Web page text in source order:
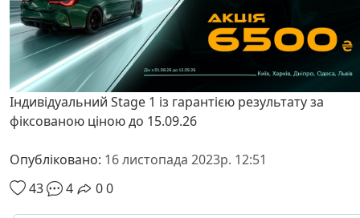
Індивідуальний Stage 1 із гарантією результату за
фіксованою ціною до 15.09.26
Опубліковано: 16 листопада 2023р. 12:51
43
4 00